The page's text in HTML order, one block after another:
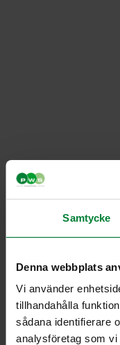
Samtycke
Denna webbplats
Vi använder
tillhandahålla
sådana identifierare
analysföretag som